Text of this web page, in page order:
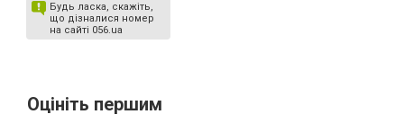
Будь ласка, скажіть,
що дізналися номер
на сайті 056.ua
Оцініть першим